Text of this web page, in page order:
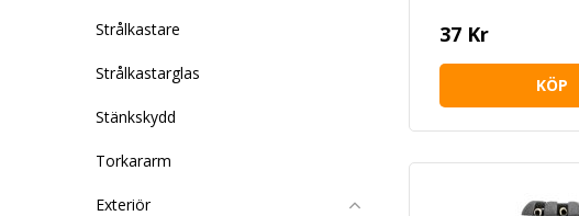
Strålkastare
Strålkastarglas
Stänkskydd
Torkararm
Exteriör
37 Kr
KÖP